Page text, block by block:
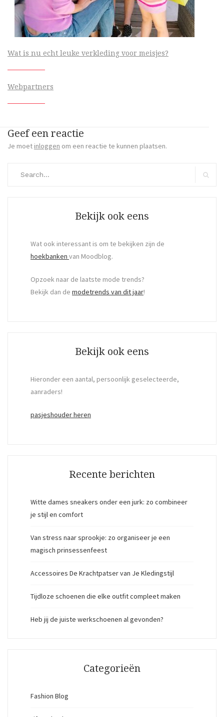
Wat is nu echt leuke verkleding voor meisjes?
Webpartners
Geef een reactie
Je moet inloggen om een reactie te kunnen plaatsen.
Bekijk ook eens
Wat ook interessant is om te bekijken zijn de
hoekbanken van Moodblog.
Opzoek naar de laatste mode trends?
Bekijk dan de modetrends van dit jaar!
Bekijk ook eens
Hieronder een aantal, persoonlijk geselecteerde,
aanraders!
pasjeshouder heren
Recente berichten
Witte dames sneakers onder een jurk: zo combineer
je stijl en comfort
Van stress naar sprookje: zo organiseer je een
magisch prinsessenfeest
Accessoires De Krachtpatser van Je Kledingstijl
Tijdloze schoenen die elke outfit compleet maken
Heb jij de juiste werkschoenen al gevonden?
Categorieën
Fashion Blog